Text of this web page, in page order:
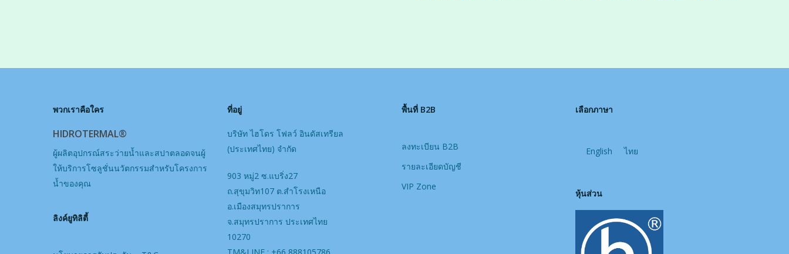
พวกเราคือใคร
HIDROTERMAL®
ผู้ผลิตอุปกรณ์สระว่ายน้ำและสปาตลอดจนผู้
ให้บริการโซลูชั่นนวัตกรรมสำหรับโครงการ
น้ำของคุณ
ลิงค์ยูทิลิตี้
ที่อยู่
บริษัท ไฮโดร โฟลว์ อินดัสเทรียล
(ประเทศไทย) จํากัด
903 หมู่2 ซ.แบริ่ง27
ถ.สุขุมวิท107 ต.สำโรงเหนือ
อ.เมืองสมุทรปราการ
จ.สมุทรปราการ ประเทศไทย
10270
พื้นที่ B2B
ลงทะเบียน B2B
รายละเอียดบัญชี
VIP Zone
เลือกภาษา
English ไทย
หุ้นส่วน